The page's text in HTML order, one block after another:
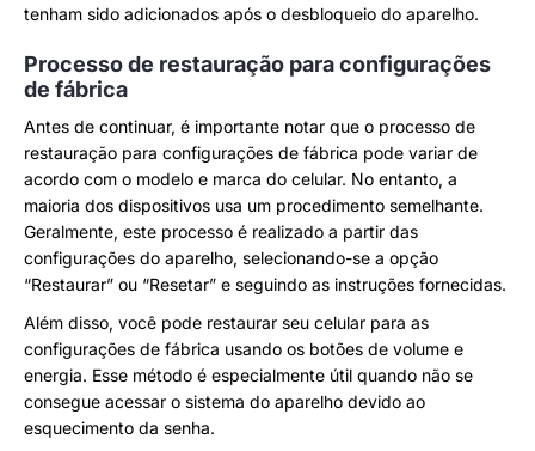
tenham sido adicionados após o desbloqueio do aparelho.
Processo de restauração para configurações
de fábrica
Antes de continuar, é importante notar que o processo de
restauração para configurações de fábrica pode variar de
acordo com o modelo e marca do celular. No entanto, a
maioria dos dispositivos usa um procedimento semelhante.
Geralmente, este processo é realizado a partir das
configurações do aparelho, selecionando-se a opção
“Restaurar” ou “Resetar” e seguindo as instruções fornecidas.
Além disso, você pode restaurar seu celular para as
configurações de fábrica usando os botões de volume e
energia. Esse método é especialmente útil quando não se
consegue acessar o sistema do aparelho devido ao
esquecimento da senha.